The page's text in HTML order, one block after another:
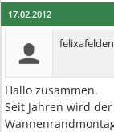
17.02.2012
felixafelden
Hallo zusammen.
Seit Jahren wird